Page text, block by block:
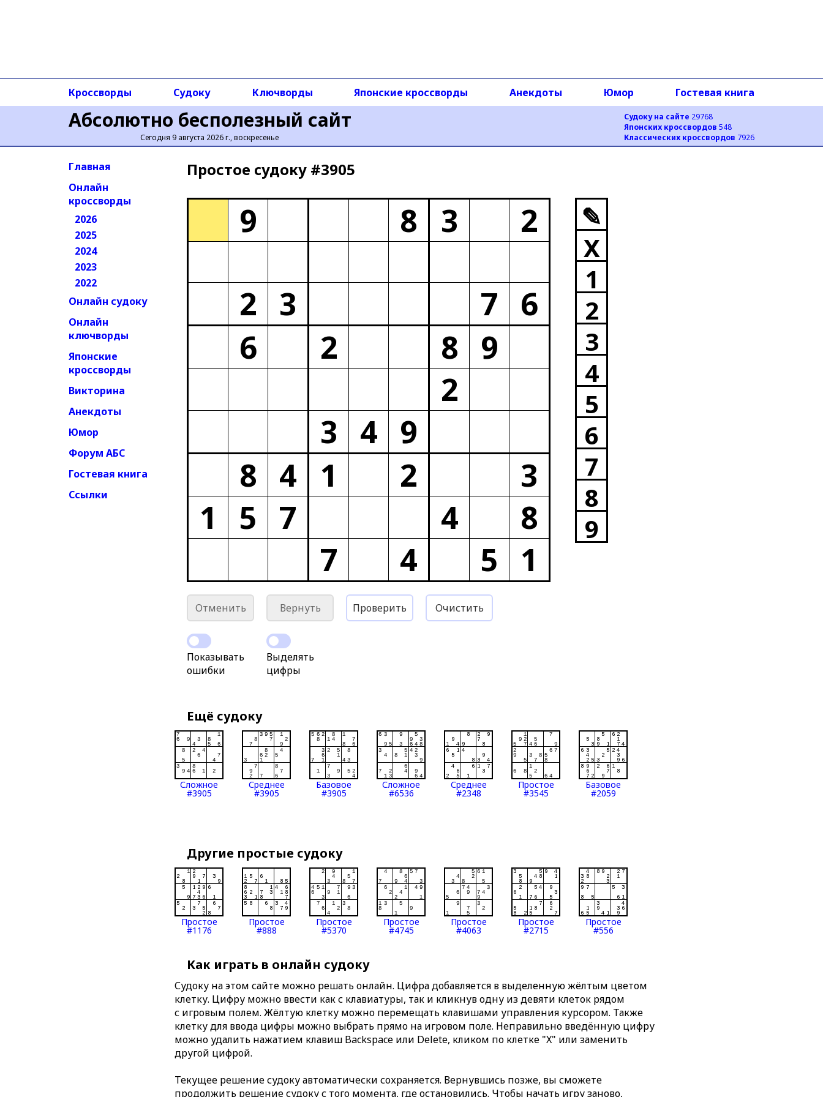
Абсолютно бесполезный сайт
Сегодня 9 августа 2026 г., воскресенье
Судоку на сайте 29768
Японских кроссвордов 548
Классических кроссвордов 7926
Кроссворды Судоку Ключворды Японские кроссворды Анекдоты Юмор Гостевая книга
Главная
Онлайн
кроссворды
2026
2025
2024
2023
2022
Онлайн судоку
Онлайн
ключворды
Японские
кроссворды
Викторина
Анекдоты
Юмор
Форум АБС
Гостевая книга
Ссылки
Простое cудоку #3905
9 8 3
2
2 3 7 6
6
2 8 9
2
3 4 9
8 4 1 2
3
1
5 7 4
8
7
4 5 1
✎
X
1
2
3
4
5
6
7
8
9
Отменить Вернуть Проверить Очистить
Показывать
ошибки
Выделять
цифры
Ещё судоку
Сложное
#3905
Среднее
#3905
Базовое
#3905
Сложное
#6536
Среднее
#2348
Простое
#3545
Базовое
#2059
Другие простые судоку
Простое
#1176
Простое
#888
Простое
#5370
Простое
#4745
Простое
#4063
Простое
#2715
Простое
#556
Как играть в онлайн судоку
Судоку на этом сайте можно решать онлайн. Цифра добавляется в выделенную жёлтым цветом
клетку. Цифру можно ввести как с клавиатуры, так и кликнув одну из девяти клеток рядом
с игровым полем. Жёлтую клетку можно перемещать клавишами управления курсором. Также
клетку для ввода цифры можно выбрать прямо на игровом поле. Неправильно введённую цифру
можно удалить нажатием клавиш Backspace или Delete, кликом по клетке "X" или заменить
другой цифрой.
Текущее решение судоку автоматически сохраняется. Вернувшись позже, вы сможете
продолжить решение судоку с того момента, где остановились. Чтобы начать игру заново,